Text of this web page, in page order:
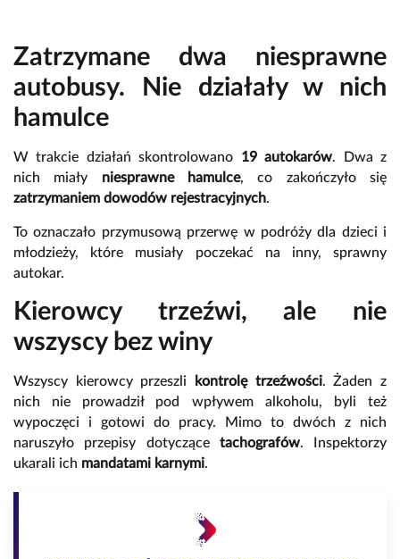
Zatrzymane dwa niesprawne
autobusy. Nie działały w nich
hamulce
W trakcie działań skontrolowano 19 autokarów. Dwa z
nich miały niesprawne hamulce, co zakończyło się
zatrzymaniem dowodów rejestracyjnych.
To oznaczało przymusową przerwę w podróży dla dzieci i
młodzieży, które musiały poczekać na inny, sprawny
autokar.
Kierowcy trzeźwi, ale nie
wszyscy bez winy
Wszyscy kierowcy przeszli kontrolę trzeźwości. Żaden z
nich nie prowadził pod wpływem alkoholu, byli też
wypoczęci i gotowi do pracy. Mimo to dwóch z nich
naruszyło przepisy dotyczące tachografów. Inspektorzy
ukarali ich mandatami karnymi.